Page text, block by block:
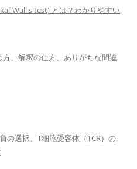
Wallis test) とは？わかりやすい
、解釈の仕方、ありがちな間違
の選択、T細胞受容体（TCR）の